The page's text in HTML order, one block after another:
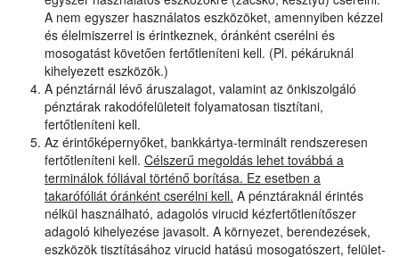
A nem egyszer használatos eszközöket, amennyiben kézzel
és élelmiszerrel is érintkeznek, óránként cserélni és
mosogatást követően fertőtleníteni kell. (Pl. pékáruknál
kihelyezett eszközök.)
A pénztárnál lévő áruszalagot, valamint az önkiszolgáló
pénztárak rakodófelületeit folyamatosan tisztítani,
fertőtleníteni kell.
Az érintőképernyőket, bankkártya-terminált rendszeresen
fertőtleníteni kell. Célszerű megoldás lehet továbbá a
terminálok fóliával történő borítása. Ez esetben a
takarófóliát óránként cserélni kell. A pénztáraknál érintés
nélkül használható, adagolós virucid kézfertőtlenítőszer
adagoló kihelyezése javasolt. A környezet, berendezések,
eszközök tisztításához virucid hatású mosogatószert, felület-